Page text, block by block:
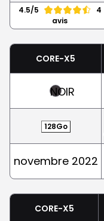
4.5/5
4
avis
CORE-X5
NOIR
128Go
novembre 2022
CORE-X5